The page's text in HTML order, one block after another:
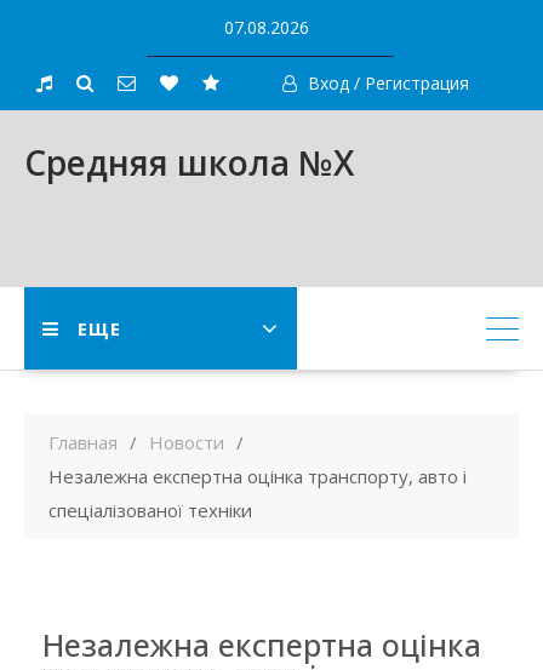
content
07.08.2026
Вход / Регистрация
Средняя школа №X
ЕЩЕ
Главная
Новости
Незалежна експертна оцінка транспорту, авто і
спеціалізованої техніки
Незалежна експертна оцінка